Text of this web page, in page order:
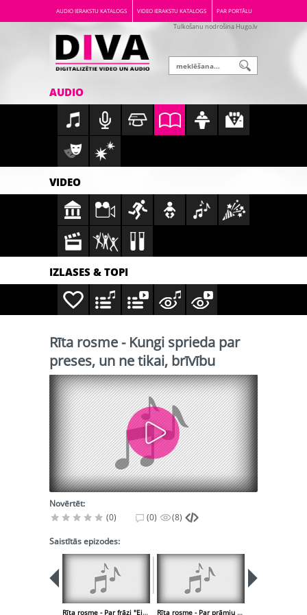
AUDIO IERAKSTU KATALOGS VIDEO IERAKSTU KATALOGS PAR PORTĀLU
Tulkošanu nodrošina Hugo.lv
AUDIO
VIDEO
IZLASES & TOPI
Rīta rosme - Kungi sprieda par
preses, un ne tikai, brīvību
Novērtēt:
(0)
(0) (8)
Saistītās epizodes:
Rīta rosme - Par frāzi "Eiropa mūs nesapratīs" nozīmi Rīta rosme - Par prāmju satiksmi starp Rīgu un Stokholmu